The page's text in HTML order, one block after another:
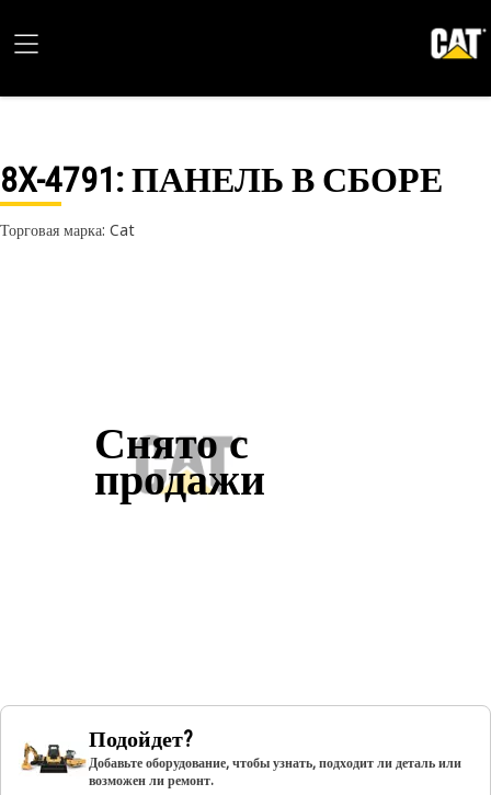
8X-4791: ПАНЕЛЬ В СБОРЕ
Торговая марка: Cat
Снято с
продажи
Подойдет?
Добавьте оборудование, чтобы узнать, подходит ли деталь или
возможен ли ремонт.